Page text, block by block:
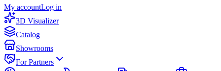
My accountLog in
3D Visualizer
Catalog
Showrooms
For Partners